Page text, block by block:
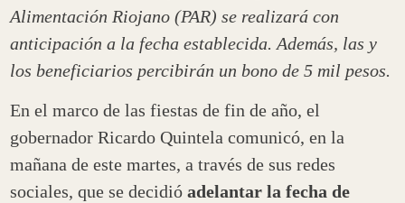
Alimentación Riojano (PAR) se realizará con
anticipación a la fecha establecida. Además, las y
los beneficiarios percibirán un bono de 5 mil pesos.
En el marco de las fiestas de fin de año, el
gobernador Ricardo Quintela comunicó, en la
mañana de este martes, a través de sus redes
sociales, que se decidióadelantar la fecha de